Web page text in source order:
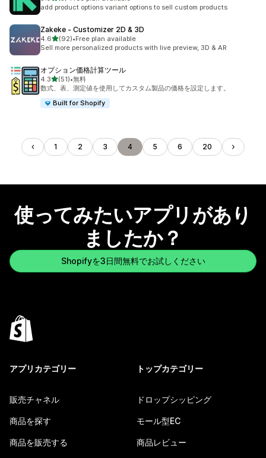
合計レビュー数：5件
add product options variant options to sell custom products
Zakeke ‑ Customizer 2D & 3D
4.65つ星中
(92)
合計レビュー数：92件
•Free plan available
Sell more personalized products with live preview, 3D & AR
オプション価格計算ツール
4.35つ星中
(51)
合計レビュー数：51件
•無料
数式、表、測定値を使用してカスタム製品の価格を設定します。
Built for Shopify
1 2 3 4 5 6 20
使ってみたいアプリがあり
ましたか？
Shopifyを3日間無料でお試しください
アプリカテゴリー
販売チャネル
商品を探す
商品を販売する
トップカテゴリー
ドロップシッピング
モール型EC
商品レビュー